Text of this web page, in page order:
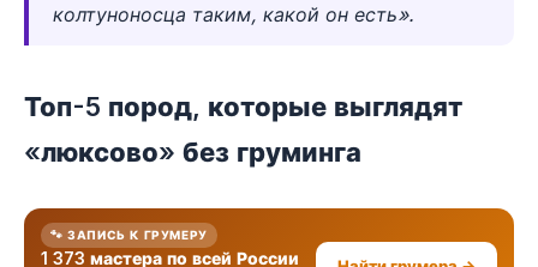
колтуноносца таким, какой он есть».
Топ-5 пород, которые выглядят
«люксово» без груминга
🐾 ЗАПИСЬ К ГРУМЕРУ
1 373 мастера по всей России